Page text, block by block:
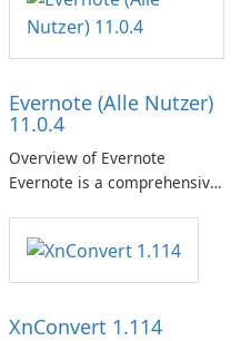
Evernote (Alle Nutzer)
11.0.4
Overview of Evernote
Evernote is a comprehensive
users capture, organize, and
access information across
XnConvert 1.114